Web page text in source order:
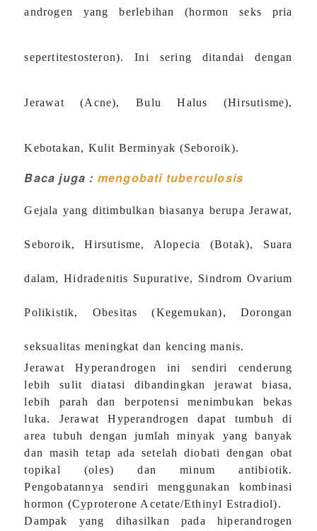
androgen yang berlebihan (hormon seks pria
sepertitestosteron). Ini sering ditandai dengan
Jerawat (Acne), Bulu Halus (Hirsutisme),
Kebotakan, Kulit Berminyak (Seboroik).
Baca juga : mengobati tuberculosis
Gejala yang ditimbulkan biasanya berupa Jerawat,
Seboroik, Hirsutisme, Alopecia (Botak), Suara
dalam, Hidradenitis Supurative, Sindrom Ovarium
Polikistik, Obesitas (Kegemukan), Dorongan
seksualitas meningkat dan kencing manis.
Jerawat Hyperandrogen ini sendiri cenderung
lebih sulit diatasi dibandingkan jerawat biasa,
lebih parah dan berpotensi menimbukan bekas
luka. Jerawat Hyperandrogen dapat tumbuh di
area tubuh dengan jumlah minyak yang banyak
dan masih tetap ada setelah diobati dengan obat
topikal (oles) dan minum antibiotik.
Pengobatannya sendiri menggunakan kombinasi
hormon (Cyproterone Acetate/Ethinyl Estradiol).
Dampak yang dihasilkan pada hiperandrogen